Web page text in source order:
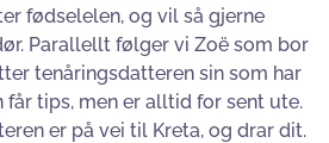
fødselelen, og vil så gjerne
Parallellt følger vi Zoë som bor
tenåringsdatteren sin som har
får tips, men er alltid for sent ute.
er på vei til Kreta, og drar dit.